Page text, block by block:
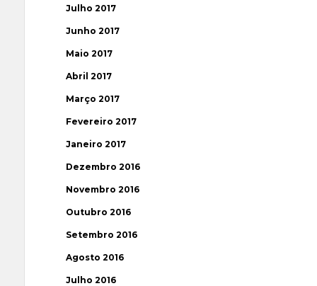
Julho 2017
Junho 2017
Maio 2017
Abril 2017
Março 2017
Fevereiro 2017
Janeiro 2017
Dezembro 2016
Novembro 2016
Outubro 2016
Setembro 2016
Agosto 2016
Julho 2016